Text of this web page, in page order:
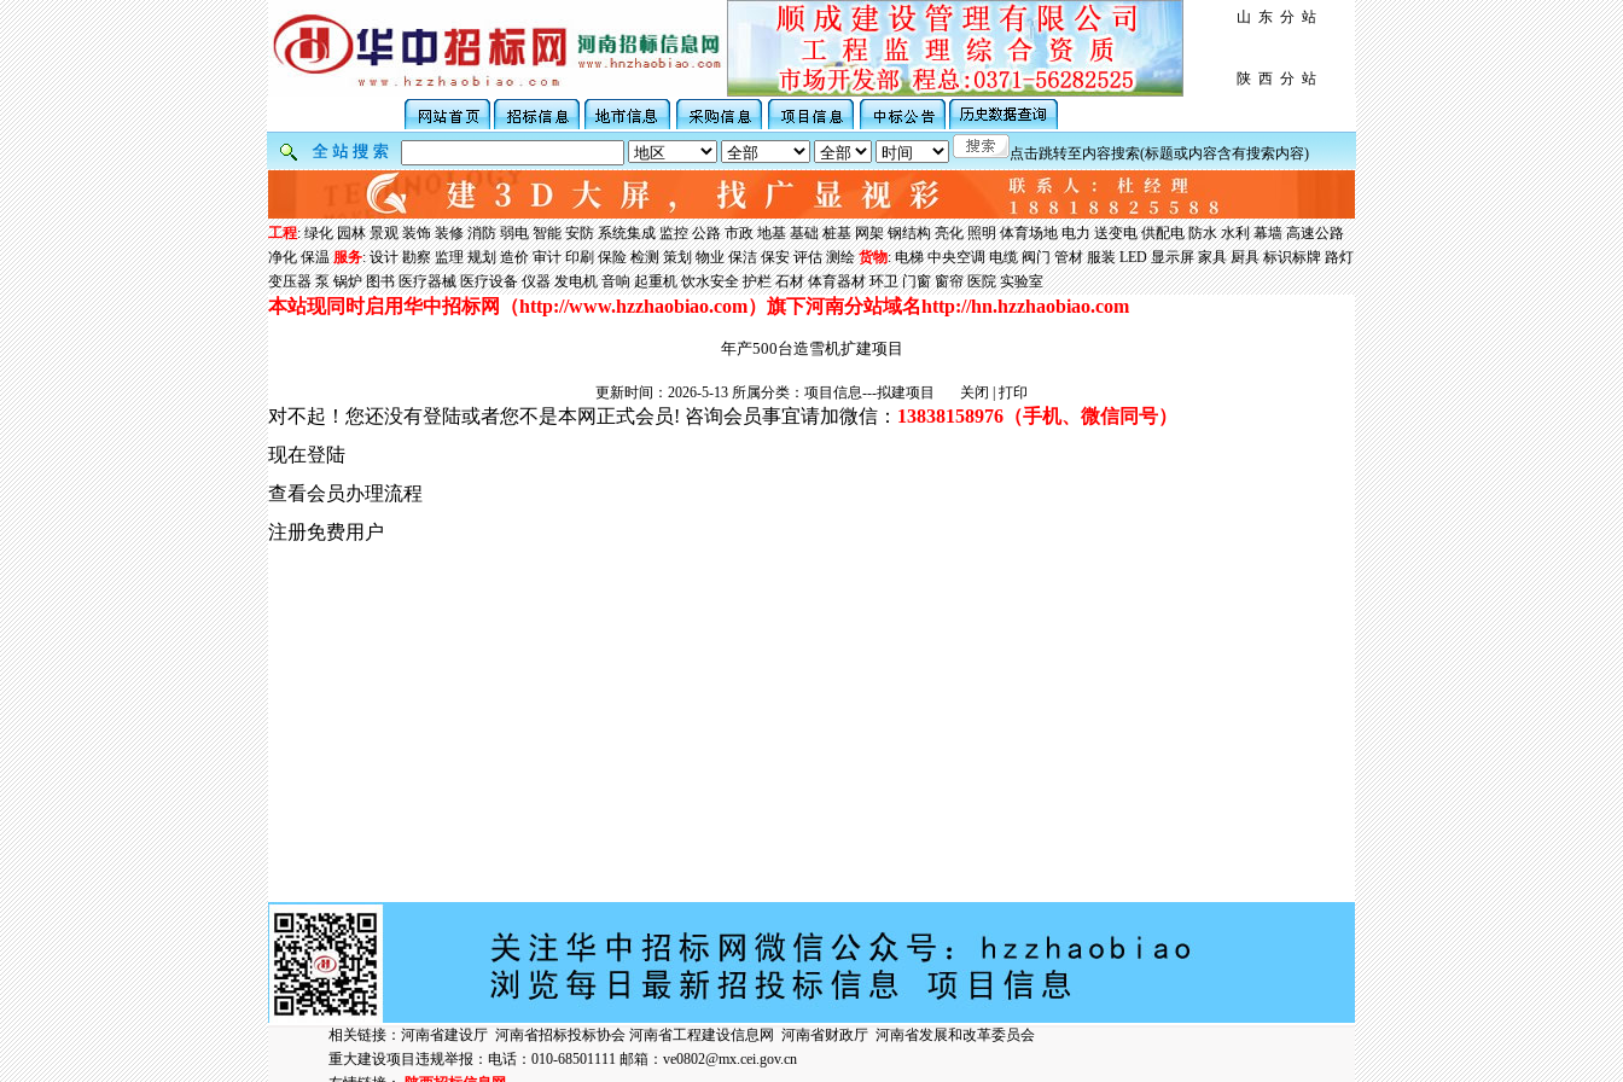
山 东 分 站
陕 西 分 站
点击跳转至内容搜索(标题或内容含有搜索内容)
工程:绿化 园林 景观 装饰 装修 消防 弱电 智能 安防 系统集成 监控 公路 市政 地基 基础 桩基 网架 钢结构 亮化 照明 体育场地 电力 送变电 供配电 防水 水利 幕墙 高速公路
净化 保温 服务:设计 勘察 监理 规划 造价 审计 印刷 保险 检测 策划 物业 保洁 保安 评估 测绘 货物:电梯 中央空调 电缆 阀门 管材 服装 LED 显示屏 家具 厨具 标识标牌 路灯
变压器 泵 锅炉 图书 医疗器械 医疗设备 仪器 发电机 音响 起重机 饮水安全 护栏 石材 体育器材 环卫 门窗 窗帘 医院 实验室
本站现同时启用华中招标网（http://www.hzzhaobiao.com）旗下河南分站域名http://hn.hzzhaobiao.com
年产500台造雪机扩建项目
更新时间：2026-5-13 所属分类：项目信息---拟建项目 关闭 打印
对不起！您还没有登陆或者您不是本网正式会员! 咨询会员事宜请加微信： 13838158976 （手机、微信同号）
现在登陆
查看会员办理流程
注册免费用户
相关链接： 河南省建设厅 河南省招标投标协会 河南省工程建设信息网 河南省财政厅 河南省发展和改革委员会
重大建设项目违规举报：电话：010-68501111 邮箱： ve0802@mx.cei.gov.cn